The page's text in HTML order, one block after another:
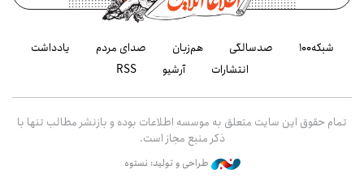
شبکه۱۰۰ صدسالگی هم‌زبان صدای مردم
یادداشت
انتشارات
آرشیو RSS
تمام حقوق این سایت متعلق به موسسه اطلاعات بوده و بازنشر مطالب تنها با
ذکر منبع مجاز است.
طراحی و تولید: نستوه